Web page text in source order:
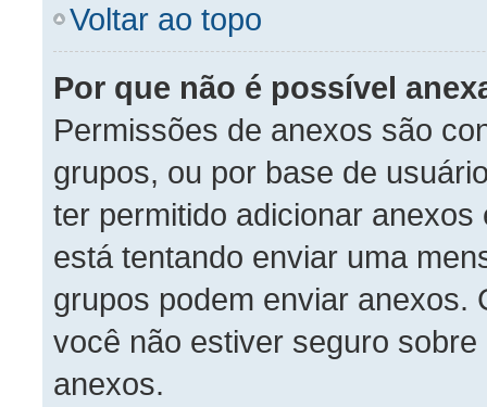
Voltar ao topo
Por que não é possível
Permissões de anexos são
grupos, ou por base de
ter permitido adicionar
está tentando enviar uma
grupos podem enviar anexos.
você não estiver seguro
anexos.